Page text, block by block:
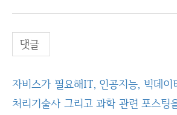
댓글
자비스가 필요해IT, 인공지능, 빅데이
처리기술사 그리고 과학 관련 포스팅